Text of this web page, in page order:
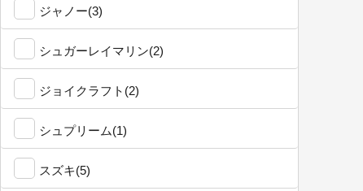
ジャノー(3)
シュガーレイマリン(2)
ジョイクラフト(2)
シュプリーム(1)
スズキ(5)